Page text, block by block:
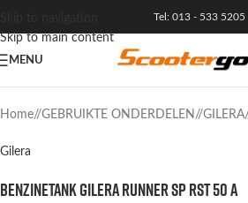
Skip to main content
Tel: 013 - 533 5205
MENU
VERKOCHT
Home/ GEBRUIKTE ONDERDELEN / GILERA/
Gilera
BENZINETANK GILERA RUNNER SP RST 50 A